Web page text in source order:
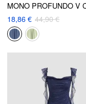
18,86 € 44,90 €